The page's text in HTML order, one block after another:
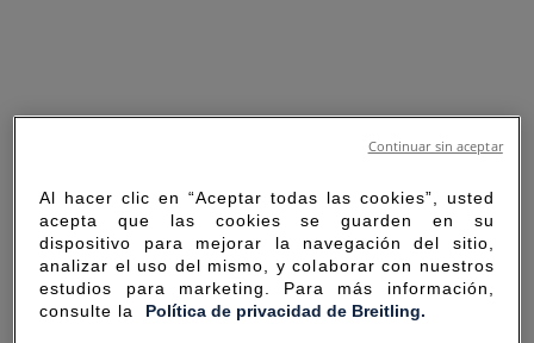
Al hacer clic en “Aceptar todas las cookies”, usted
acepta que las cookies se guarden en su
dispositivo para mejorar la navegación del sitio,
analizar el uso del mismo, y colaborar con nuestros
estudios para marketing. Para más información,
consulte la Política de privacidad de Breitling.
Continuar sin aceptar